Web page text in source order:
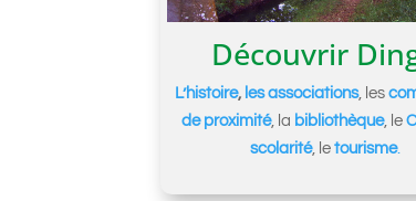
Découvrir
L’histoire, les associations, les
de proximité, la bibliothèque, le
scolarité, le tourisme.